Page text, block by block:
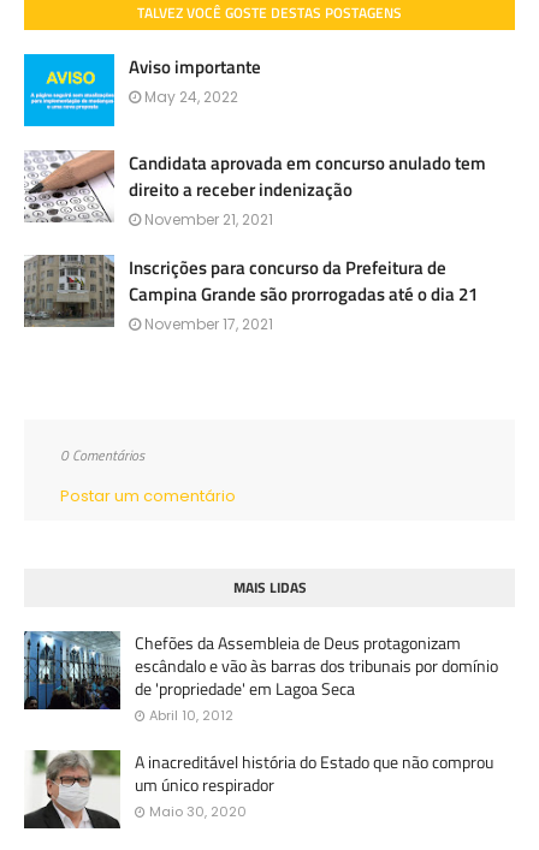
TALVEZ VOCÊ GOSTE DESTAS POSTAGENS
Aviso importante
May 24, 2022
Candidata aprovada em concurso anulado tem
direito a receber indenização
November 21, 2021
Inscrições para concurso da Prefeitura de
Campina Grande são prorrogadas até o dia 21
November 17, 2021
0 Comentários
Postar um comentário
MAIS LIDAS
Chefões da Assembleia de Deus protagonizam
escândalo e vão às barras dos tribunais por domínio
de 'propriedade' em Lagoa Seca
Abril 10, 2012
A inacreditável história do Estado que não comprou
um único respirador
Maio 30, 2020